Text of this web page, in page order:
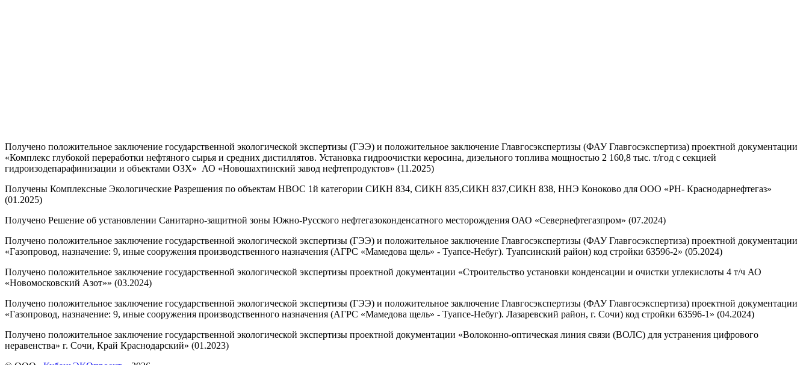
Получено положительное заключение государственной экологической экспертизы (ГЭЭ) и положительное заключение Главгосэкспертизы (ФАУ Главгосэкспертиза) проектной документации
«Комплекс глубокой переработки нефтяного сырья и средних дистиллятов. Установка гидроочистки керосина, дизельного топлива мощностью 2 160,8 тыс. т/год с секцией
гидроизодепарафинизации и объектами ОЗХ» АО «Новошахтинский завод нефтепродуктов» (11.2025)
Получены Комплексные Экологические Разрешения по объектам НВОС 1й категории СИКН 834, СИКН 835,СИКН 837,СИКН 838, ННЭ Коноково для ООО «РН- Краснодарнефтегаз»
(01.2025)
Получено Решение об установлении Санитарно-защитной зоны Южно-Русского нефтегазоконденсатного месторождения ОАО «Севернефтегазпром» (07.2024)
Получено положительное заключение государственной экологической экспертизы (ГЭЭ) и положительное заключение Главгосэкспертизы (ФАУ Главгосэкспертиза) проектной документации
«Газопровод, назначение: 9, иные сооружения производственного назначения (АГРС «Мамедова щель» - Туапсе-Небуг). Туапсинский район) код стройки 63596-2» (05.2024)
Получено положительное заключение государственной экологической экспертизы проектной документации «Строительство установки конденсации и очистки углекислоты 4 т/ч АО
«Новомосковский Азот»» (03.2024)
Получено положительное заключение государственной экологической экспертизы (ГЭЭ) и положительное заключение Главгосэкспертизы (ФАУ Главгосэкспертиза) проектной документации
«Газопровод, назначение: 9, иные сооружения производственного назначения (АГРС «Мамедова щель» - Туапсе-Небуг). Лазаревский район, г. Сочи) код стройки 63596-1» (04.2024)
Получено положительное заключение государственной экологической экспертизы проектной документации «Волоконно-оптическая линия связи (ВОЛС) для устранения цифрового
неравенства» г. Сочи, Край Краснодарский» (01.2023)